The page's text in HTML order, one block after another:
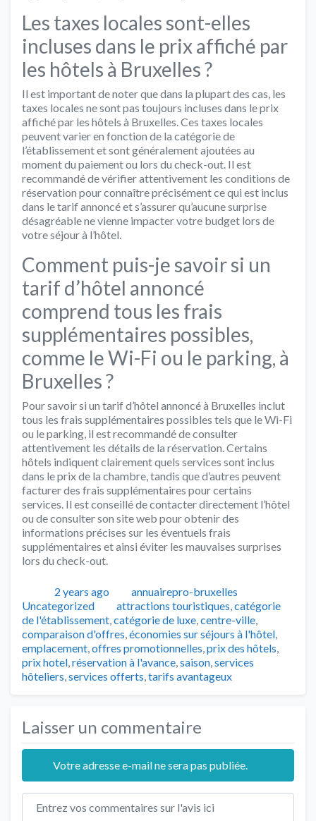
Les taxes locales sont-elles
incluses dans le prix affiché par
les hôtels à Bruxelles ?
Il est important de noter que dans la plupart des cas, les
taxes locales ne sont pas toujours incluses dans le prix
affiché par les hôtels à Bruxelles. Ces taxes locales
peuvent varier en fonction de la catégorie de
l’établissement et sont généralement ajoutées au
moment du paiement ou lors du check-out. Il est
recommandé de vérifier attentivement les conditions de
réservation pour connaître précisément ce qui est inclus
dans le tarif annoncé et s’assurer qu’aucune surprise
désagréable ne vienne impacter votre budget lors de
votre séjour à l’hôtel.
Comment puis-je savoir si un
tarif d’hôtel annoncé
comprend tous les frais
supplémentaires possibles,
comme le Wi-Fi ou le parking, à
Bruxelles ?
Pour savoir si un tarif d’hôtel annoncé à Bruxelles inclut
tous les frais supplémentaires possibles tels que le Wi-Fi
ou le parking, il est recommandé de consulter
attentivement les détails de la réservation. Certains
hôtels indiquent clairement quels services sont inclus
dans le prix de la chambre, tandis que d’autres peuvent
facturer des frais supplémentaires pour certains
services. Il est conseillé de contacter directement l’hôtel
ou de consulter son site web pour obtenir des
informations précises sur les éventuels frais
supplémentaires et ainsi éviter les mauvaises surprises
lors du check-out.
Publié2 years ago Auteur
annuairepro-bruxelles
Uncategorized
Tags
attractions touristiques,catégorie
de l'établissement,catégorie de luxe,centre-ville,
comparaison d'offres,économies sur séjours à l'hôtel,
emplacement,offres promotionnelles,prix des hôtels,
prix hotel,réservation à l'avance,saison,services
hôteliers,services offerts,tarifs avantageux
Laisser un commentaire
Votre adresse e-mail ne sera pas publiée.
Texte de l'avis